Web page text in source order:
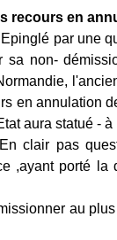
recours en
par une
sa non-
en annulation
aura statué -
clair pas
,ayant porté la
au